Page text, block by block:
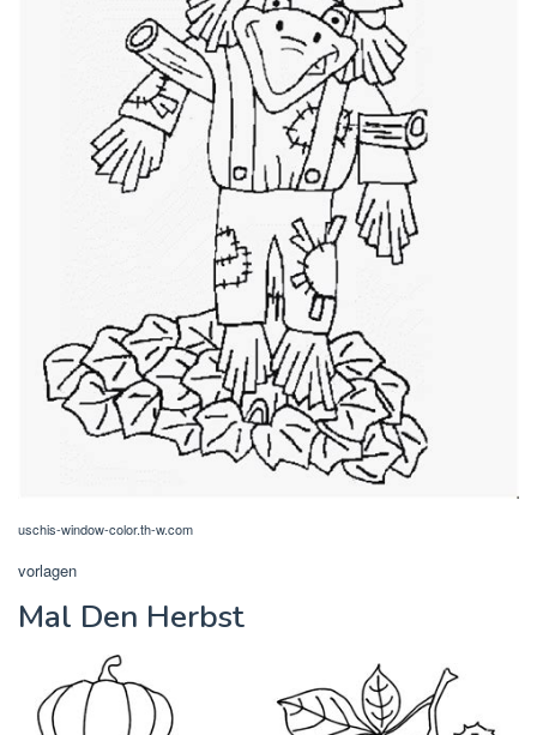
uschis-window-color.th-w.com
vorlagen
Mal Den Herbst